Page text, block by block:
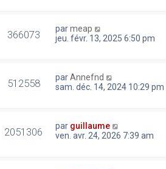
366073 parmeap
jeu. févr. 13, 2025 6:50 pm
512558 parAnnefnd
sam. déc. 14, 2024 10:29 pm
2051306 par guillaume
ven. avr. 24, 2026 7:39 am